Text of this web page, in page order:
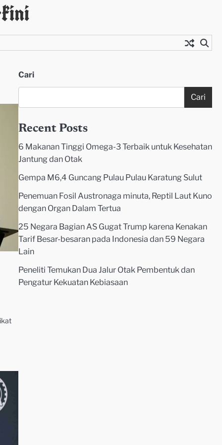
Cari
Cari
Recent Posts
6 Makanan Tinggi Omega-3 Terbaik untuk Kesehatan
Jantung dan Otak
Gempa M6,4 Guncang Pulau Pulau Karatung Sulut
Penemuan Fosil Austronaga minuta, Reptil Laut Kuno
dengan Organ Dalam Tertua
25 Negara Bagian AS Gugat Trump karena Kenakan
Tarif Besar-besaran pada Indonesia dan 59 Negara
Lain
Peneliti Temukan Dua Jalur Otak Pembentuk dan
Pengatur Kekuatan Kebiasaan